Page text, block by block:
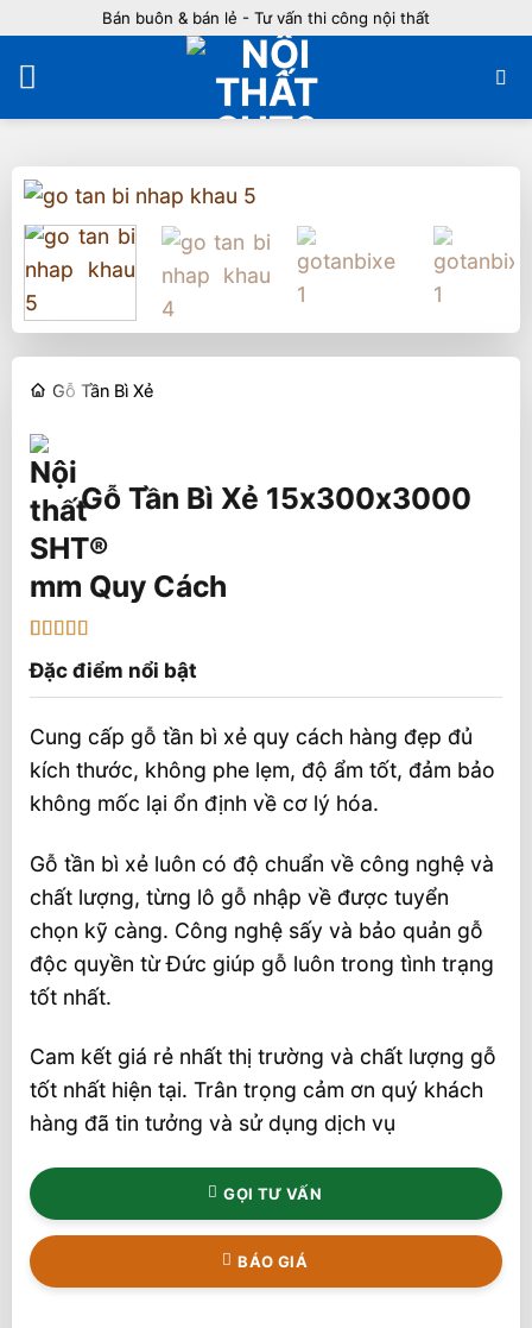
nội
dung
Bán buôn & bán lẻ - Tư vấn thi công nội thất
Gỗ Tần Bì Xẻ
Gỗ Tần Bì Xẻ 15x300x3000
mm Quy Cách
trên 5 dựa
trênđánh
giá
Đặc điểm nổi bật
Cung cấp gỗ tần bì xẻ quy cách hàng đẹp đủ
kích thước, không phe lẹm, độ ẩm tốt, đảm bảo
không mốc lại ổn định về cơ lý hóa.
Gỗ tần bì xẻ luôn có độ chuẩn về công nghệ và
chất lượng, từng lô gỗ nhập về được tuyển
chọn kỹ càng. Công nghệ sấy và bảo quản gỗ
độc quyền từ Đức giúp gỗ luôn trong tình trạng
tốt nhất.
Cam kết giá rẻ nhất thị trường và chất lượng gỗ
tốt nhất hiện tại. Trân trọng cảm ơn quý khách
hàng đã tin tưởng và sử dụng dịch vụ
GỌI TƯ VẤN
BÁO GIÁ